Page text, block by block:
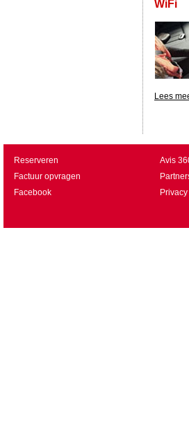
Reserveren Avis
Factuur opvragen
Facebook